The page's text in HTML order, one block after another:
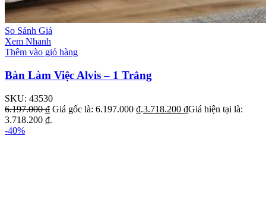
So Sánh Giá
Xem Nhanh
Thêm vào giỏ hàng
Bàn Làm Việc Alvis – 1 Trắng
SKU: 43530
6.197.000₫ Giá gốc là: 6.197.000 ₫.3.718.200 ₫Giá hiện tại là:
3.718.200 ₫.
-40%